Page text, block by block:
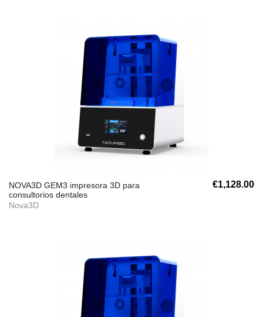
NOVA3D GEM3 impresora 3D para
consultorios dentales
Nova3D
€1,128.00